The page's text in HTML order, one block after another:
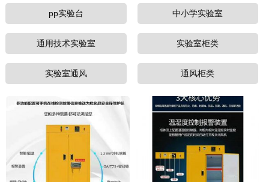
pp实验台 中小学实验室
通用技术实验室 实验室柜类
实验室通风 通风柜类